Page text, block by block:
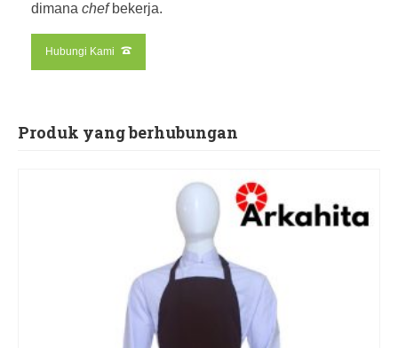
dimana chefbekerja.
Hubungi Kami
Produk yang berhubungan